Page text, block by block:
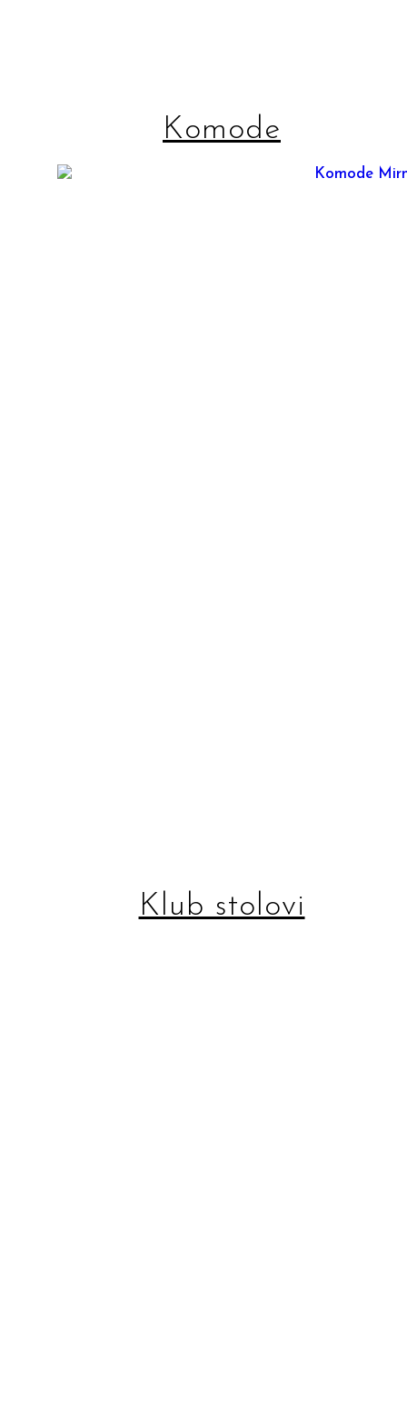
Komode
Klub stolovi